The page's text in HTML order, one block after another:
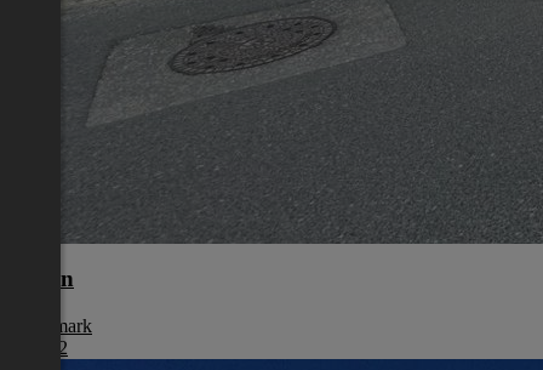
Liezen
Steiermark
€ 1.992